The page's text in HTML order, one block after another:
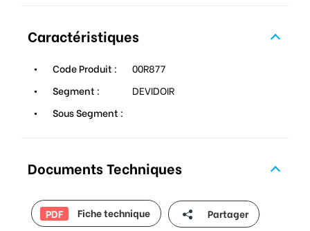
Caractéristiques
Code Produit :
00R877
Segment :
DEVIDOIR
Sous Segment :
Documents Techniques
PDF Fiche technique Partager